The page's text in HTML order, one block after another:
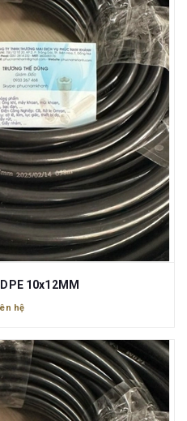
10x12MM
hệ